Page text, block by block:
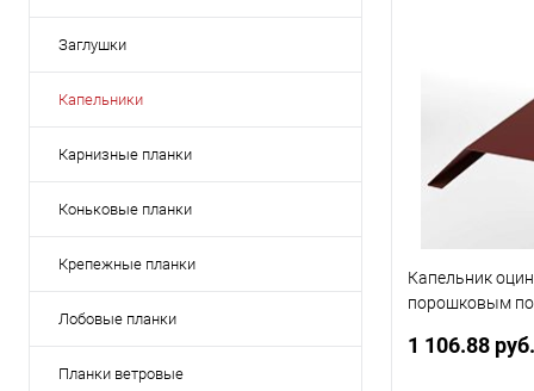
Заглушки
Капельники
Карнизные планки
Коньковые планки
Крепежные планки
Лобовые планки
Планки ветровые
Капельник
порошковым
1 106.88 руб.